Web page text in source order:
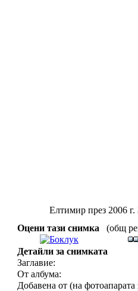
Елтимир през 2006 г.
Оцени тази снимка
(общ
Детайли за снимката
Заглавие:
От албума:
Добавена от (на фотоапарата